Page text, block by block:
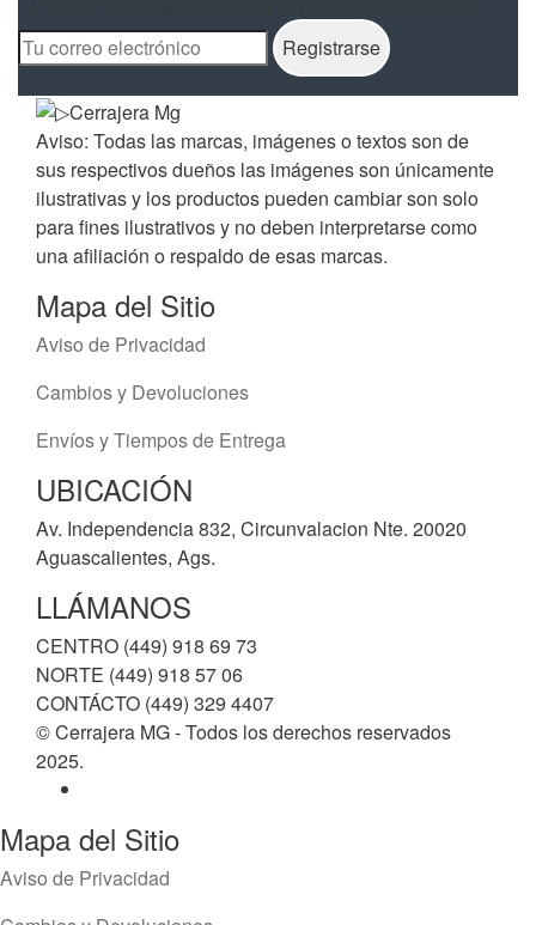
Aviso: Todas las marcas, imágenes o textos son de
sus respectivos dueños las imágenes son únicamente
ilustrativas y los productos pueden cambiar son solo
para fines ilustrativos y no deben interpretarse como
una afiliación o respaldo de esas marcas.
Mapa del Sitio
Aviso de Privacidad
Cambios y Devoluciones
Envíos y Tiempos de Entrega
UBICACIÓN
Av. Independencia 832, Circunvalacion Nte. 20020
Aguascalientes, Ags.
LLÁMANOS
CENTRO (449) 918 69 73
NORTE (449) 918 57 06
CONTÁCTO (449) 329 4407
© Cerrajera MG - Todos los derechos reservados
2025.
Mapa del Sitio
Aviso de Privacidad